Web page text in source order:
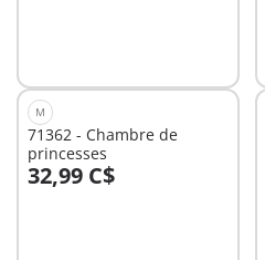
M
71362 - Chambre de
princesses
32,99 C$
Au panier